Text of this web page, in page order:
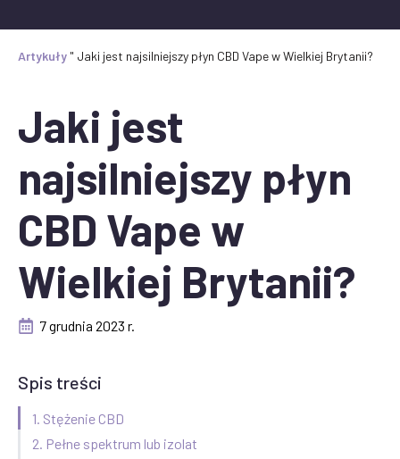
Artykuły " Jaki jest najsilniejszy płyn CBD Vape w Wielkiej Brytanii?
Jaki jest
najsilniejszy płyn
CBD Vape w
Wielkiej Brytanii?
7 grudnia 2023 r.
Spis treści
1. Stężenie CBD
2. Pełne spektrum lub izolat